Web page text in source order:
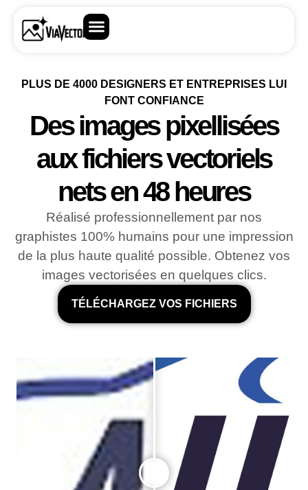
PLUS DE 4000 DESIGNERS ET ENTREPRISES LUI
FONT CONFIANCE
Des images pixellisées
aux fichiers vectoriels
nets en 48 heures
Réalisé professionnellement par nos
graphistes 100% humains pour une impression
de la plus haute qualité possible. Obtenez vos
images vectorisées en quelques clics.
TÉLÉCHARGEZ VOS FICHIERS